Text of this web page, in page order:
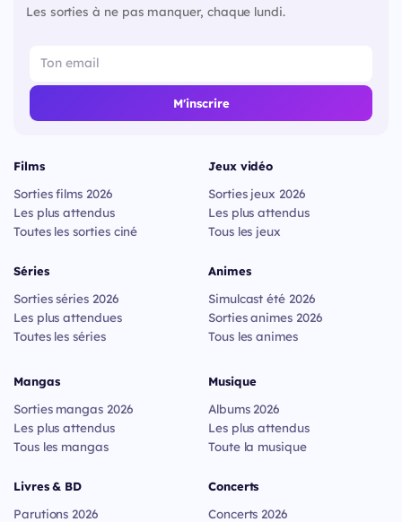
Les sorties à ne pas manquer, chaque lundi.
M'inscrire
Films
Sorties films 2026
Les plus attendus
Toutes les sorties ciné
Séries
Sorties séries 2026
Les plus attendues
Toutes les séries
Jeux vidéo
Sorties jeux 2026
Les plus attendus
Tous les jeux
Animes
Simulcast été 2026
Sorties animes 2026
Tous les animes
Mangas
Sorties mangas 2026
Les plus attendus
Tous les mangas
Livres & BD
Parutions 2026
Musique
Albums 2026
Les plus attendus
Toute la musique
Concerts
Concerts 2026